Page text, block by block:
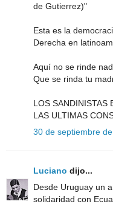
de Gutierrez)"
Esta es la
Derecha en
Aquí no se rinde
Que se rinda tu
LOS SANDINISTAS
LAS ULTIMAS
30 de septiembre
Luciano dijo...
Desde Uruguay un
solidaridad con